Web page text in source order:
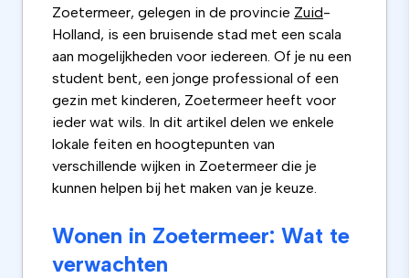
Zoetermeer, gelegen in de provincie Zuid-
Holland, is een bruisende stad met een scala
aan mogelijkheden voor iedereen. Of je nu een
student bent, een jonge professional of een
gezin met kinderen, Zoetermeer heeft voor
ieder wat wils. In dit artikel delen we enkele
lokale feiten en hoogtepunten van
verschillende wijken in Zoetermeer die je
kunnen helpen bij het maken van je keuze.
Wonen in Zoetermeer: Wat te
verwachten